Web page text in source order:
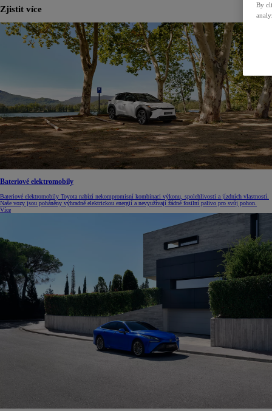
Zjistit více
Bateriové elektromobily
Bateriové elektromobily Toyota nabízí nekompromisní kombinaci výkonu, spolehlivosti a jízdních vlastností.
Naše vozy jsou poháněny výhradně elektrickou energií a nevyužívají žádné fosilní palivo pro svůj pohon.
Více
By